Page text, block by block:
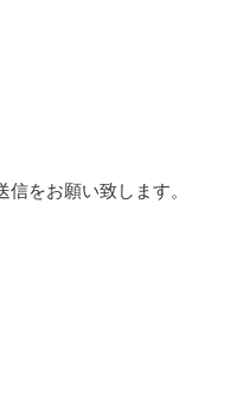
をお願い致します。